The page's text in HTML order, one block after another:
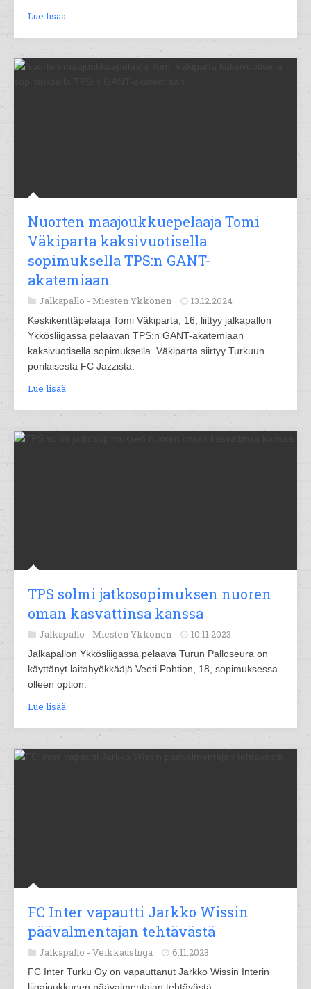
Lue lisää
Nuorten maajoukkuepelaaja Tomi
Väkiparta kaksivuotisella
sopimuksella TPS:n GANT-
akatemiaan
Jalkapallo - Miesten Ykkönen 13.12.2024
Keskikenttäpelaaja Tomi Väkiparta, 16, liittyy jalkapallon
Ykkösliigassa pelaavan TPS:n GANT-akatemiaan
kaksivuotisella sopimuksella. Väkiparta siirtyy Turkuun
porilaisesta FC Jazzista.
Lue lisää
TPS solmi jatkosopimuksen nuoren
oman kasvattinsa kanssa
Jalkapallo - Miesten Ykkönen 10.11.2023
Jalkapallon Ykkösliigassa pelaava Turun Palloseura on
käyttänyt laitahyökkääjä Veeti Pohtion, 18, sopimuksessa
olleen option.
Lue lisää
FC Inter vapautti Jarkko Wissin
päävalmentajan tehtävästä
Jalkapallo - Veikkausliiga 6.11.2023
FC Inter Turku Oy on vapauttanut Jarkko Wissin Interin